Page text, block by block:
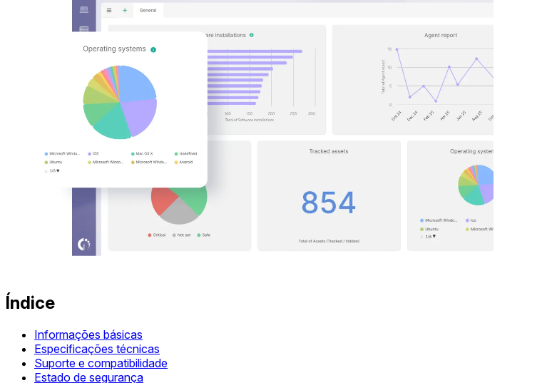
Índice
Informações básicas
Especificações técnicas
Suporte e compatibilidade
Estado de segurança